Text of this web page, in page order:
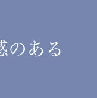
のある